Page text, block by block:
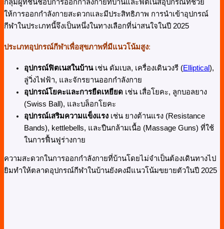
ให้การออกกำลังกายสะดวกและมีประสิทธิภาพ การนำเข้าอุปกรณ์
กีฬาในประเภทนี้จึงเป็นหนึ่งในทางเลือกที่น่าสนใจในปี 2025
ประเภทอุปกรณ์กีฬาเพื่อสุขภาพที่มีแนวโน้มสูง:
อุปกรณ์ฟิตเนสในบ้านเช่น ดัมเบล, เครื่องเดินวงรี (Elliptical),
ลู่วิ่งไฟฟ้า, และจักรยานออกกำลังกาย
อุปกรณ์โยคะและการยืดเหยียด เช่น เสื่อโยคะ, ลูกบอลยาง
(Swiss Ball), และบล็อกโยคะ
อุปกรณ์เสริมความแข็งแรง เช่น ยางต้านแรง (Resistance
Bands), kettlebells, และปืนกล้ามเนื้อ (Massage Guns) ที่ใช้
ในการฟื้นฟูร่างกาย
ความสะดวกในการออกกำลังกายที่บ้านโดยไม่จำเป็นต้องเดินทางไป
ยิมทำให้ตลาดอุปกรณ์กีฬาในบ้านยังคงมีแนวโน้มขยายตัวในปี 2025